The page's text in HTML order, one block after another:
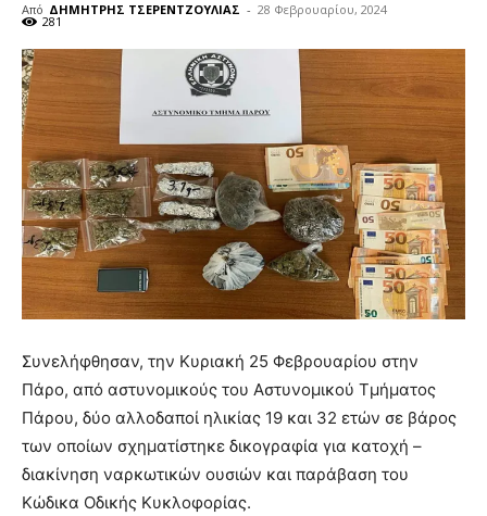
Από ΔΗΜΗΤΡΗΣ ΤΣΕΡΕΝΤΖΟΥΛΙΑΣ - 28 Φεβρουαρίου, 2024
281
Συνελήφθησαν, την Κυριακή 25 Φεβρουαρίου στην
Πάρο, από αστυνομικούς του Αστυνομικού Τμήματος
Πάρου, δύο αλλοδαποί ηλικίας 19 και 32 ετών σε βάρος
των οποίων σχηματίστηκε δικογραφία για κατοχή –
διακίνηση ναρκωτικών ουσιών και παράβαση του
Κώδικα Οδικής Κυκλοφορίας.